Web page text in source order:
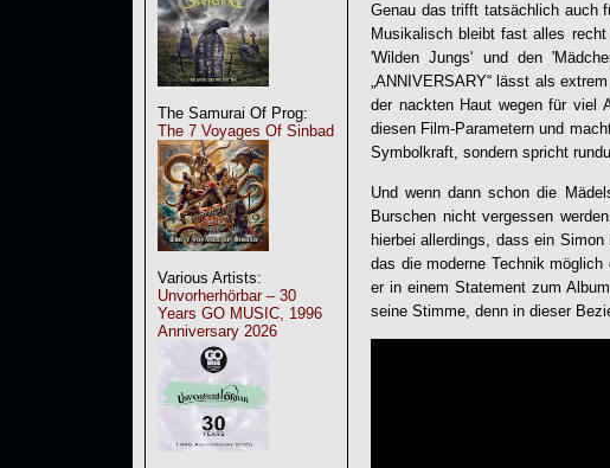
The Samurai Of Prog:
The 7 Voyages Of Sinbad
Various Artists:
Unvorherhörbar – 30
Years GO MUSIC, 1996
Anniversary 2026
Genau das trifft tatsächlich auch
Musikalisch bleibt fast alles
'Wilden Jungs' und den
„ANNIVERSARY“ lässt als
der nackten Haut wegen für viel
diesen Film-Parametern und
Symbolkraft, sondern spricht
Und wenn dann schon die
Burschen nicht vergessen
hierbei allerdings, dass ein
das die moderne Technik
er in einem Statement zum
seine Stimme, denn in dieser